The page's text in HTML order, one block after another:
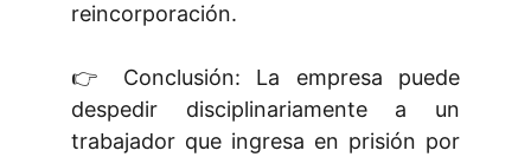
reincorporación.
👉 Conclusión: La empresa puede
despedir disciplinariamente a un
trabajador que ingresa en prisión por